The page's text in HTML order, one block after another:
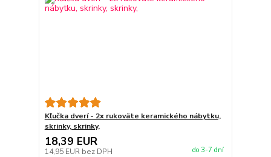
Kľučka dverí - 2x rukoväte keramického nábytku,
skrinky, skrinky,
18,39 EUR
14,95 EUR bez DPH do 3-7 dní